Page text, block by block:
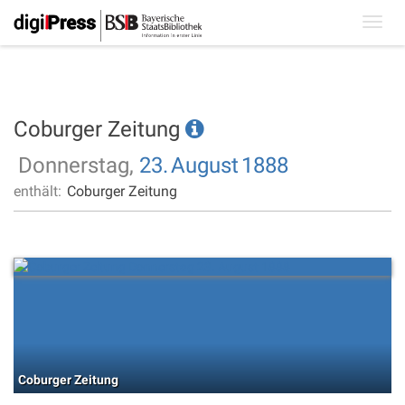
Coburger Zeitung
Donnerstag, 23.August 1888
enthält: Coburger Zeitung
Coburger Zeitung